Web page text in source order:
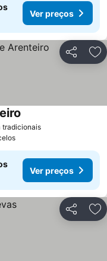
Ver preços
Partilhar
tradicionais
Ver preços
Partilhar